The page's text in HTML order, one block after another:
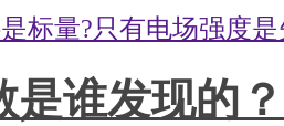
标量?只有电场强度
是谁发现的